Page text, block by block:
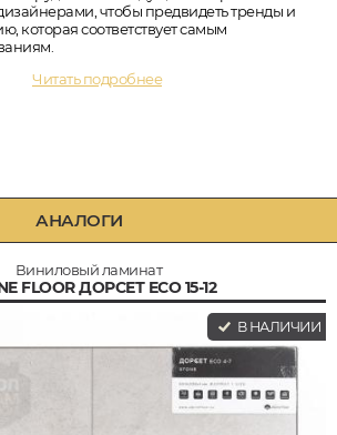
чтобы предвидеть тренды и
которая соответствует самым
Читать подробнее
АНАЛОГИ
Виниловый ламинат
FLOOR ДОРСЕТ ECO 15-12
В НАЛИЧИИ